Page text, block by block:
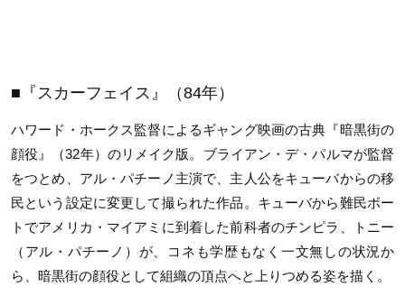
■『スカーフェイス』（84年）
ハワード・ホークス監督によるギャング映画の古典『暗黒街の
顔役』（32年）のリメイク版。ブライアン・デ・パルマが監督
をつとめ、アル・パチーノ主演で、主人公をキューバからの移
民という設定に変更して撮られた作品。キューバから難民ボー
トでアメリカ・マイアミに到着した前科者のチンピラ、トニー
（アル・パチーノ）が、コネも学歴もなく一文無しの状況か
ら、暗黒街の顔役として組織の頂点へと上りつめる姿を描く。